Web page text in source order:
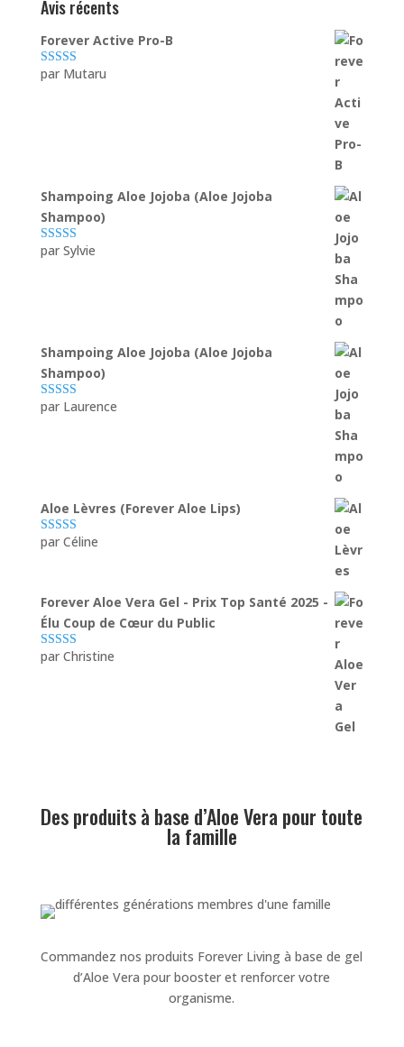
Avis récents
Forever Active Pro-B
Note4sur
par Mutaru
Shampoing Aloe Jojoba (Aloe Jojoba
Shampoo)
Note5sur 5
par Sylvie
Shampoing Aloe Jojoba (Aloe Jojoba
Shampoo)
Note5sur 5
par Laurence
Aloe Lèvres (Forever Aloe Lips)
Note5sur 5
par Céline
Forever Aloe Vera Gel - Prix Top Santé 2025 -
Élu Coup de Cœur du Public
Note5sur 5
par Christine
Des produits à base d’Aloe Vera pour toute
la famille
Commandez nos produits Forever Living à base de gel
d’Aloe Vera pour booster et renforcer votre
organisme.